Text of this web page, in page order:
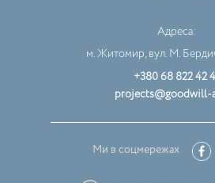
Адреса:
м. Житомир, вул. М.
+380 68 822 42
projects@goodwill-
Ми в соцмережах